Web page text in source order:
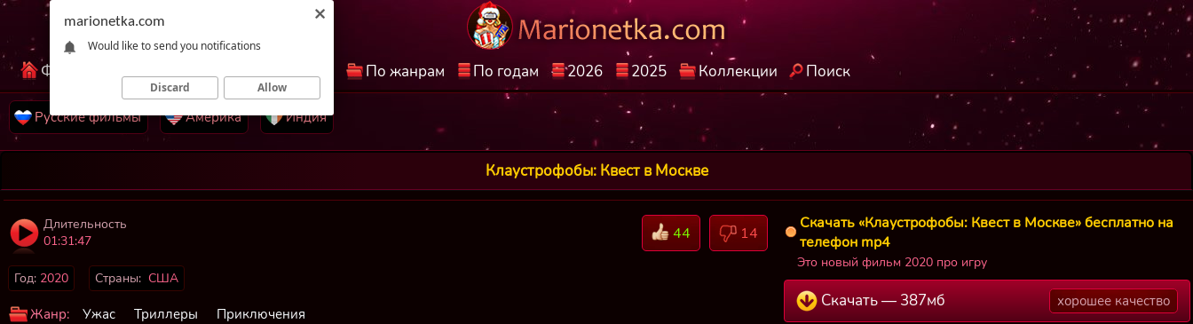
Фильмы КиноНетка Лучшие фильмы По жанрам По годам 2026 2025 Коллекции Поиск
Русские фильмы Америка Индия
Клаустрофобы: Квест в Москве
Длительность
01:31:47
44 14
Год: 2020 Страны: США
Жанр: Ужас Триллеры Приключения
Скачать «Клаустрофобы: Квест в Москве» бесплатно на
телефон mp4
Это новый фильм 2020 про игру
Скачать — 387мб хорошее качество
marionetka.com
Would like to send you notifications
Discard Allow